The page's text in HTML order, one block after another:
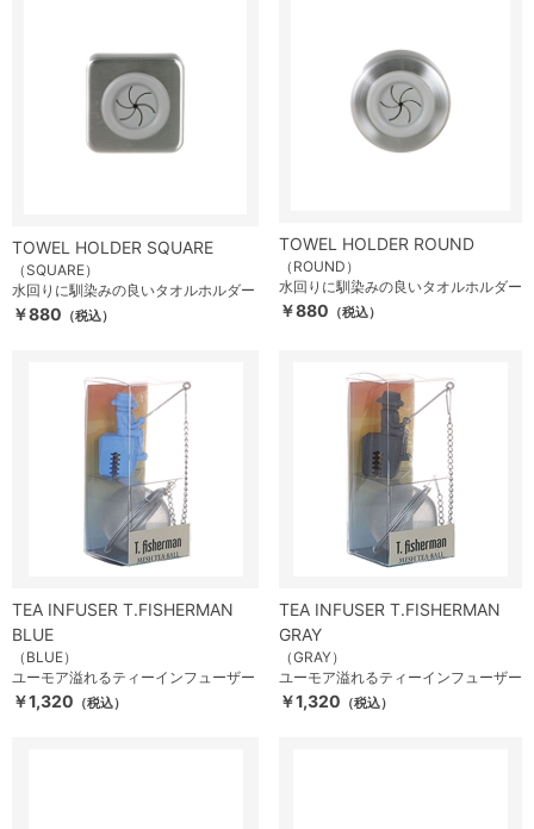
TOWEL HOLDER SQUARE
（SQUARE）
水回りに馴染みの良いタオルホルダー
￥880 （税込）
TOWEL HOLDER ROUND
（ROUND）
水回りに馴染みの良いタオルホルダー
￥880 （税込）
TEA INFUSER T.FISHERMAN
BLUE
（BLUE）
ユーモア溢れるティーインフューザー
￥1,320 （税込）
TEA INFUSER T.FISHERMAN
GRAY
（GRAY）
ユーモア溢れるティーインフューザー
￥1,320 （税込）